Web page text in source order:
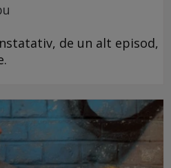
de un alt episod,